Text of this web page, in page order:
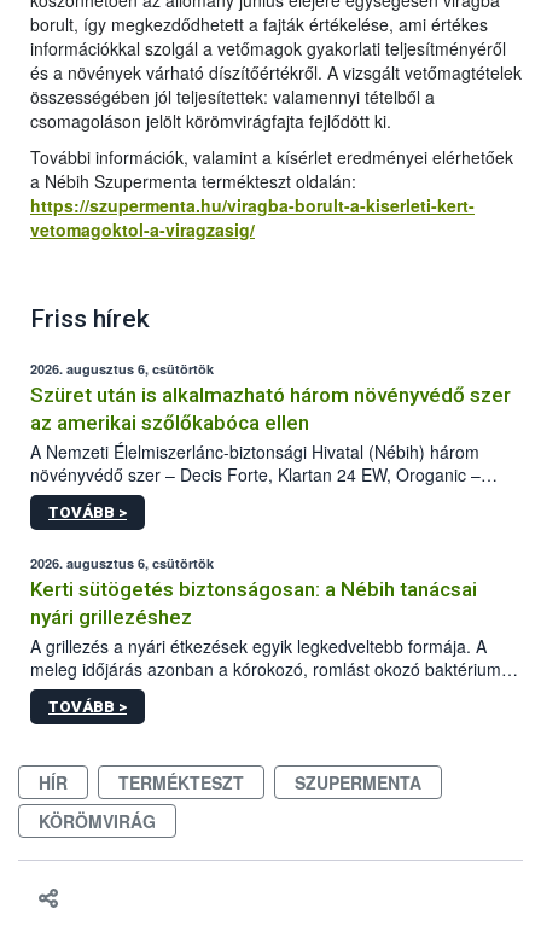
borult, így megkezdődhetett a fajták értékelése, ami értékes
információkkal szolgál a vetőmagok gyakorlati teljesítményéről
és a növények várható díszítőértékről. A vizsgált vetőmagtételek
összességében jól teljesítettek: valamennyi tételből a
csomagoláson jelölt körömvirágfajta fejlődött ki.
További információk, valamint a kísérlet eredményei elérhetőek
a Nébih Szupermenta termékteszt oldalán:
https://szupermenta.hu/viragba-borult-a-kiserleti-kert-
vetomagoktol-a-viragzasig/
Friss hírek
2026. augusztus 6, csütörtök
Szüret után is alkalmazható három növényvédő szer
az amerikai szőlőkabóca ellen
A Nemzeti Élelmiszerlánc-biztonsági Hivatal (Nébih) három
növényvédő szer – Decis Forte, Klartan 24 EW, Oroganic –
engedélyokiratát módosította, így azok a szüretet követően,
egészen a vesszőérettség (BBCH 91) stádiumáig
érésű szőlőkben is legyen lehetőség a károsító elleni további
védekezésre. Az Oroganic készítmény kis kiszerelésben kiskerti
felhasználók számára is elérhető és ökológiai termesztésben is
engedélyezett.
TOVÁBB >
2026. augusztus 6, csütörtök
Kerti sütögetés biztonságosan: a Nébih tanácsai
nyári grillezéshez
A grillezés a nyári étkezések egyik legkedveltebb formája. A
meleg időjárás azonban a kórokozó, romlást okozó baktériumok
gyorsabb szaporodásának is kedvez. A szabadtéri sütögetés
ezért nem csupán a megfelelő sütési technikáról szól: legalább
higiéniai szabályok betartása, a megfelelő hőkezelés, valamint a
maradékok szakszerű tárolása. A Nemzeti Élelmiszerlánc-
biztonsági Hivatal (Nébih) Oktatási Programja összegyűjtötte a
biztonságos grillezés legfontosabb tudnivalóit.
TOVÁBB >
HÍR TERMÉKTESZT
SZUPERMENTA
KÖRÖMVIRÁG